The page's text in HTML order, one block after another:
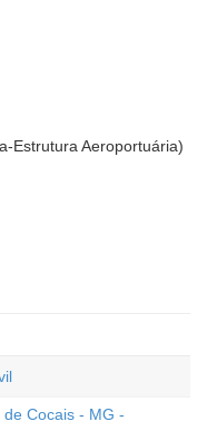
Estrutura Aeroportuária)
Cocais - MG -